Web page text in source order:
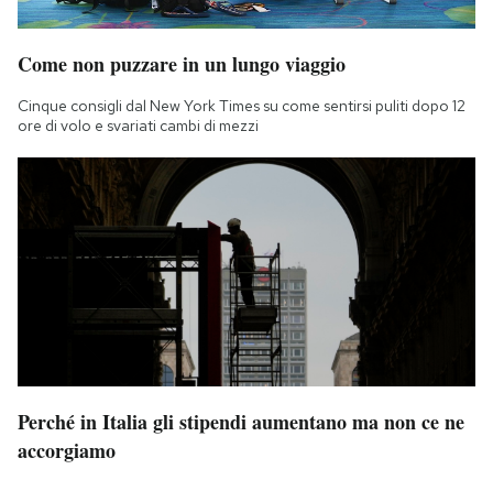
Come non puzzare in un lungo viaggio
Cinque consigli dal New York Times su come sentirsi puliti dopo 12
ore di volo e svariati cambi di mezzi
Perché in Italia gli stipendi aumentano ma non ce ne
accorgiamo